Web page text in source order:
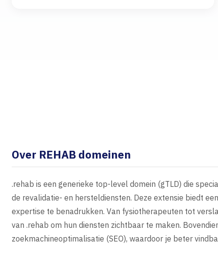
Over REHAB domeinen
.rehab is een generieke top-level domein (gTLD) die
de revalidatie- en hersteldiensten. Deze extensie biedt
expertise te benadrukken. Van fysiotherapeuten tot
van .rehab om hun diensten zichtbaar te maken.
zoekmachineoptimalisatie (SEO), waardoor je beter